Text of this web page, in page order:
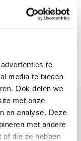
te
media te bieden
Ook delen we
met onze
en analyse. Deze
met andere
of die ze hebben
06 – 48 33 85
aan Ans Wolters.
contact